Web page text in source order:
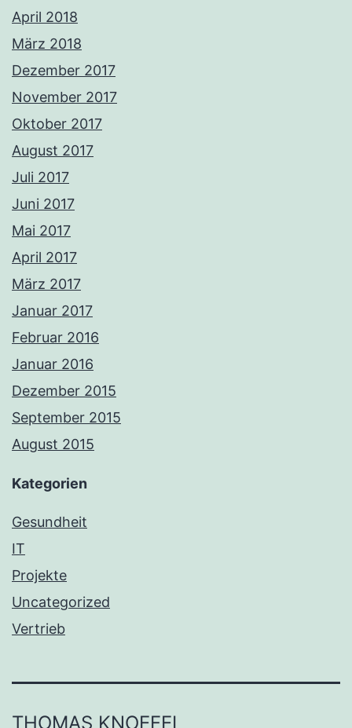
April 2018
März 2018
Dezember 2017
November 2017
Oktober 2017
August 2017
Juli 2017
Juni 2017
Mai 2017
April 2017
März 2017
Januar 2017
Februar 2016
Januar 2016
Dezember 2015
September 2015
August 2015
Kategorien
Gesundheit
IT
Projekte
Uncategorized
Vertrieb
THOMAS KNOEFEL